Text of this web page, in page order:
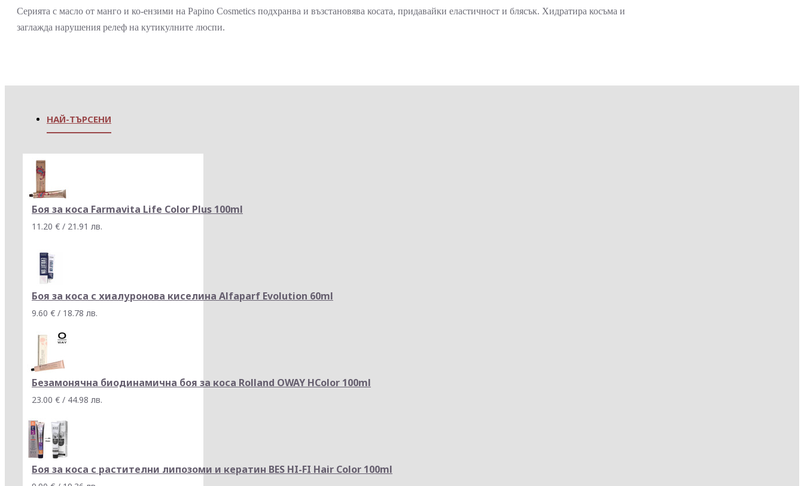
Серията с масло от манго и ко-ензими на Papino Cosmetics подхранва и възстановява косата, придавайки еластичност и блясък. Хидратира косъма и
заглажда нарушения релеф на кутикулните люспи.
НАЙ-ТЪРСЕНИ
Боя за коса Farmavita Life Color Plus 100ml
11.20 € / 21.91 лв.
Боя за коса с хиалуронова киселина Alfaparf Evolution 60ml
9.60 € / 18.78 лв.
Безамонячна биодинамична боя за коса Rolland OWAY HColor 100ml
23.00 € / 44.98 лв.
Боя за коса с растителни липозоми и кератин BES HI-FI Hair Color 100ml